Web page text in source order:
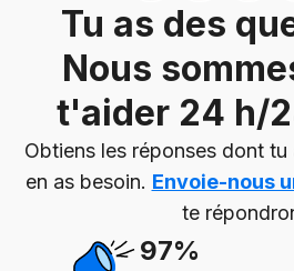
Tu as des
Nous
t'aider 24 h/
Obtiens les réponses dont
en as besoin. Envoie-nous
te
97%